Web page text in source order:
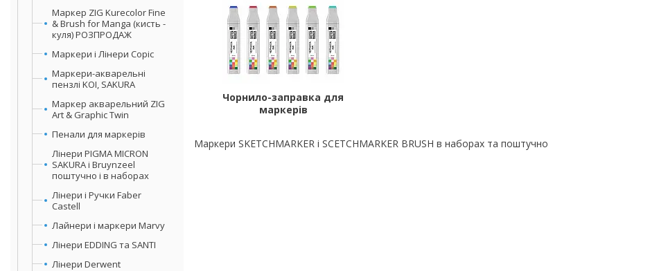
Маркер ZIG Kurecolor Fine
& Brush for Manga (кисть -
куля) РОЗПРОДАЖ
Маркери і Лінери Copic
Маркери-акварельні
пензлі KOI, SAKURA
Маркер акварельний ZIG
Art & Graphic Twin
Пенали для маркерів
Лінери PIGMA MICRON
SAKURA і Bruynzeel
поштучно і в наборах
Лінери і Ручки Faber
Castell
Лайнери і маркери Marvy
Лінери EDDING та SANTI
Лінери Derwent
Чорнило-заправка для
маркерів
Маркери SKETCHMARKER і SCETCHMARKER BRUSH в наборах та поштучно